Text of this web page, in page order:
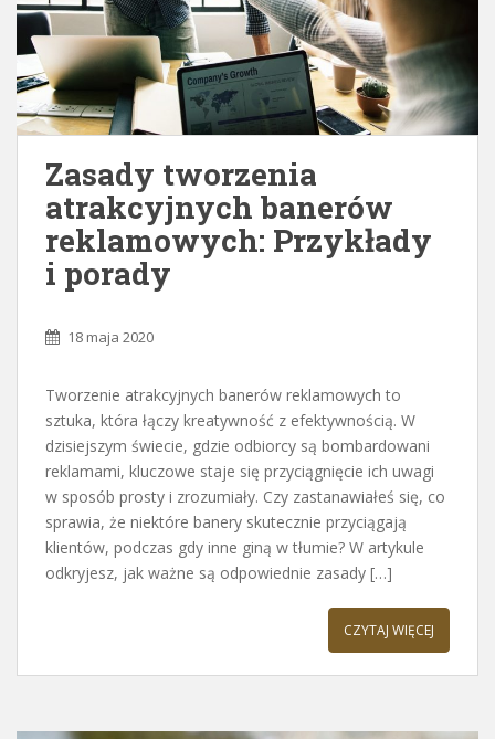
Zasady tworzenia
atrakcyjnych banerów
reklamowych: Przykłady
i porady
18 maja 2020
Tworzenie atrakcyjnych banerów reklamowych to
sztuka, która łączy kreatywność z efektywnością. W
dzisiejszym świecie, gdzie odbiorcy są bombardowani
reklamami, kluczowe staje się przyciągnięcie ich uwagi
w sposób prosty i zrozumiały. Czy zastanawiałeś się, co
sprawia, że niektóre banery skutecznie przyciągają
klientów, podczas gdy inne giną w tłumie? W artykule
odkryjesz, jak ważne są odpowiednie zasady […]
CZYTAJ WIĘCEJ